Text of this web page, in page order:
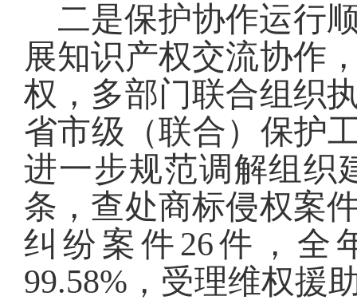
二是保护协作运行
展知识产权交流协作
权，多部门联合组织
省市级（联合）保护
进一步规范调解组织
条，查处商标侵权案
纠纷案件26件，全
99.58%，受理维权援